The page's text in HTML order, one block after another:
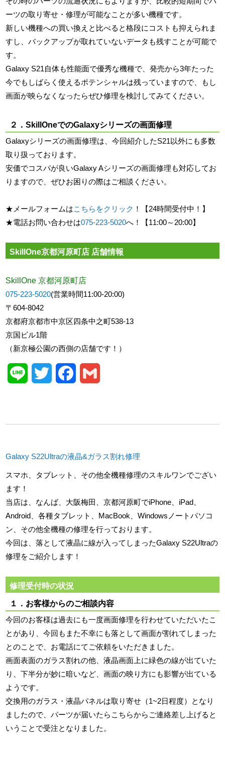
ーツの取り寄せ・修理が可能なことが多い機種です。
新しい機種への買い換えと比べると格段にコストも抑えられま
すし、バックアップが取れていないデータも残すことが可能で
す。
Galaxy S21自体も性能面で優秀な機種で、発売から3年たった
今でもしばらく使えるポテンシャルは残っていますので、もし
画面が映らなくなったらぜひ修理を検討してみてください。
２．SkillOneでのGalaxyシリーズの画面修理
Galaxyシリーズの画面修理は、今回紹介したS21以外にも多数
取り扱っております。
安価でコスパが良いGalaxy Aシリーズの画面修理も対応してお
りますので、ぜひお困りの際はご相談ください。
★メールフォームはこちらをクリック ！【24時間受付中！】
★電話お問い合わせは075-223-5020へ！【11:00～20:00】
SkillOne京都河原町店 店舗情報
SkillOne 京都河原町店
075-223-5020(営業時間11:00-20:00)
〒604-8042
京都府京都市中京区四条中之町538-13
京国ビル1階
（新京極公園の西側の店舗です！）
Line Twitter Facebook
Galaxy S22Ultraの液晶&ガラス割れ修理
スマホ、タブレット、その他全機種修理のスキルワンでござい
ます！
当店は、なんば、大阪梅田、京都河原町でiPhone、iPad、
Android、各種タブレット、MacBook、Windowsノートパソコ
ン、その他全機種の修理を行っております。
今回は、落として液晶に線が入ってしまったGalaxy S22Ultraの
修理をご紹介します！
修理受付時の状況
１．お客様からのご相談内容
今回のお客様は過去にも一度画面修理を行わせていただいたこ
とがあり、今回もまた不幸にも落として画面が割れてしまった
とのことで、お電話にてご依頼をいただきました。
画面表面のガラス割れの他、液晶画面上に緑色の線が出ていた
り、下半分が妙に暗いなど、画面の映り方にも影響が出ている
ようです。
交換用のガラス・液晶パネルは取り寄せ（1~2日程度）となり
ましたので、パーツが届いたらこちらからご連絡差し上げると
いうことで受注となりました。